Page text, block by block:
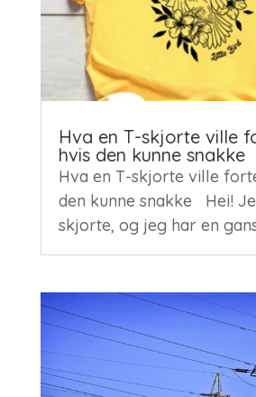
Hva en T-skjorte ville
hvis den kunne snakke
Hva en T-skjorte ville
den kunne snakke Hei!
skjorte, og jeg har en